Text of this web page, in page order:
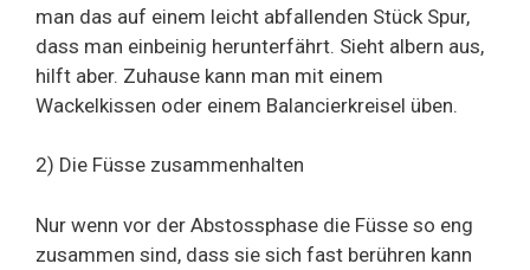
man das auf einem leicht abfallenden Stück Spur,
dass man einbeinig herunterfährt. Sieht albern aus,
hilft aber. Zuhause kann man mit einem
Wackelkissen oder einem Balancierkreisel üben.
2) Die Füsse zusammenhalten
Nur wenn vor der Abstossphase die Füsse so eng
zusammen sind, dass sie sich fast berühren kann